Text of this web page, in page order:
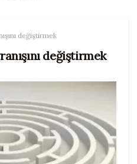
değiştirmek
değiştirmek